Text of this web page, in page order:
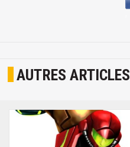
AUTRES ARTICLES